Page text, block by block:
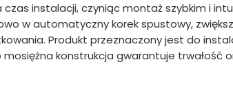
czas instalacji, czyniąc montaż szybkim i
w automatyczny korek spustowy,
Produkt przeznaczony jest do
konstrukcja gwarantuje trwałość